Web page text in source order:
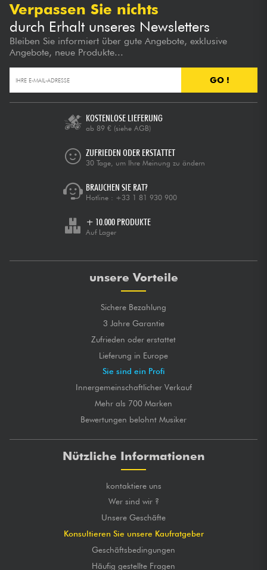
Verpassen Sie nichts
durch Erhalt unseres Newsletters
Bleiben Sie informiert über gute Angebote, exklusive
Angebote, neue Produkte...
GO !
KOSTENLOSE LIEFERUNG
ab 89 € (siehe AGB)
ZUFRIEDEN ODER ERSTATTET
30 Tage, um Ihre Meinung zu ändern
BRAUCHEN SIE RAT?
Hotline : +33 1 81 930 900
+ 10.000 PRODUKTE
Auf Lager
unsere Vorteile
Sichere Bezahlung
3 Jahre Garantie
Zufrieden oder erstattet
Lieferung in Europe
Sie sind ein Profi
Innergemeinschaftlicher Verkauf
Mehr als 700 Marken
Bewertungen belohnt Musiker
Nützliche Informationen
kontaktiere uns
Wer sind wir ?
Unsere Geschäfte
Konsultieren Sie unsere Kaufratgeber
Geschäftsbedingungen
Häufig gestellte Fragen